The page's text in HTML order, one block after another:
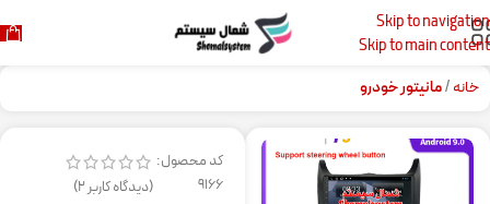
Skip to navigation
Skip to main content
خانه مانیتور خودرو
کد محصول:
9166
(دیدگاه کاربر2
)